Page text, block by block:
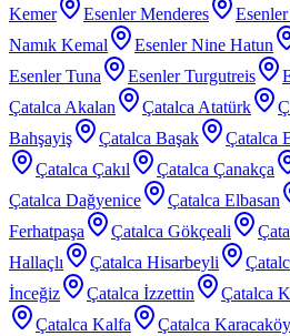
Kemer
Esenler Menderes
Namık Kemal
Esenler Nine Hatun
Esenler Tuna
Esenler Turgutreis
Çatalca Akalan
Çatalca Atatürk
Bahşayiş
Çatalca Başak Çatalca
Çatalca Çakıl
Çatalca Çanakça
Çatalca Dağyenice
Çatalca Elbasan
Ferhatpaşa
Çatalca Gökçeali
Hallaçlı
Çatalca Hisarbeyli
İnceğiz
Çatalca İzzettin Çatalca
Çatalca Kalfa
Çatalca